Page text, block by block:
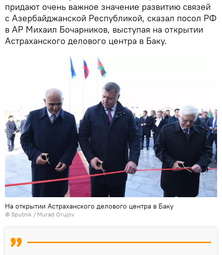
придают очень важное значение развитию связей
с Азербайджанской Республикой, сказал посол РФ
в АР Михаил Бочарников, выступая на открытии
Астраханского делового центра в Баку.
На открытии Астраханского делового центра в Баку
© Sputnik / Murad Orujov